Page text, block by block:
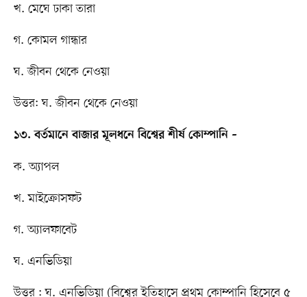
খ. মেঘে ঢাকা তারা
গ. কোমল গান্ধার
ঘ. জীবন থেকে নেওয়া
উত্তর: ঘ. জীবন থেকে নেওয়া
১৩. বর্তমানে বাজার মূলধনে বিশ্বের শীর্ষ কোম্পানি –
ক. অ্যাপল
খ. মাইক্রোসফট
গ. অ্যালফাবেট
ঘ. এনভিডিয়া
উত্তর : ঘ. এনভিডিয়া (বিশ্বের ইতিহাসে প্রথম কোম্পানি হিসেবে ৫